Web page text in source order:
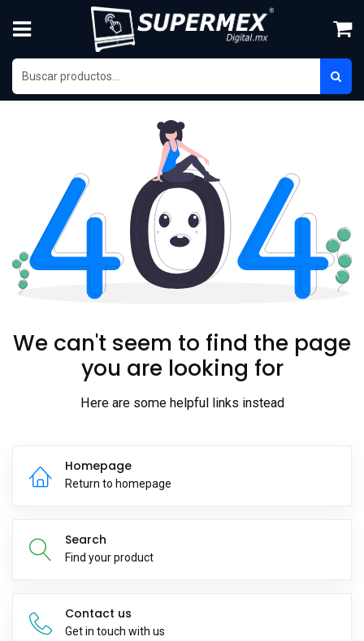
We can't seem to find the page
you are looking for
Here are some helpful links instead
Homepage
Return to homepage
Search
Find your product
Contact us
Get in touch with us